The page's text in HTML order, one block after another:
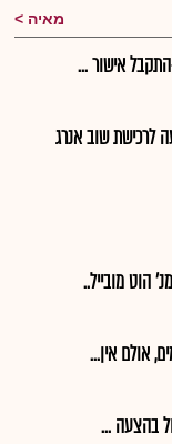
מאיה
אישור ...
לרכישת שוב אנרג
אולם אין...
בהצעה ...